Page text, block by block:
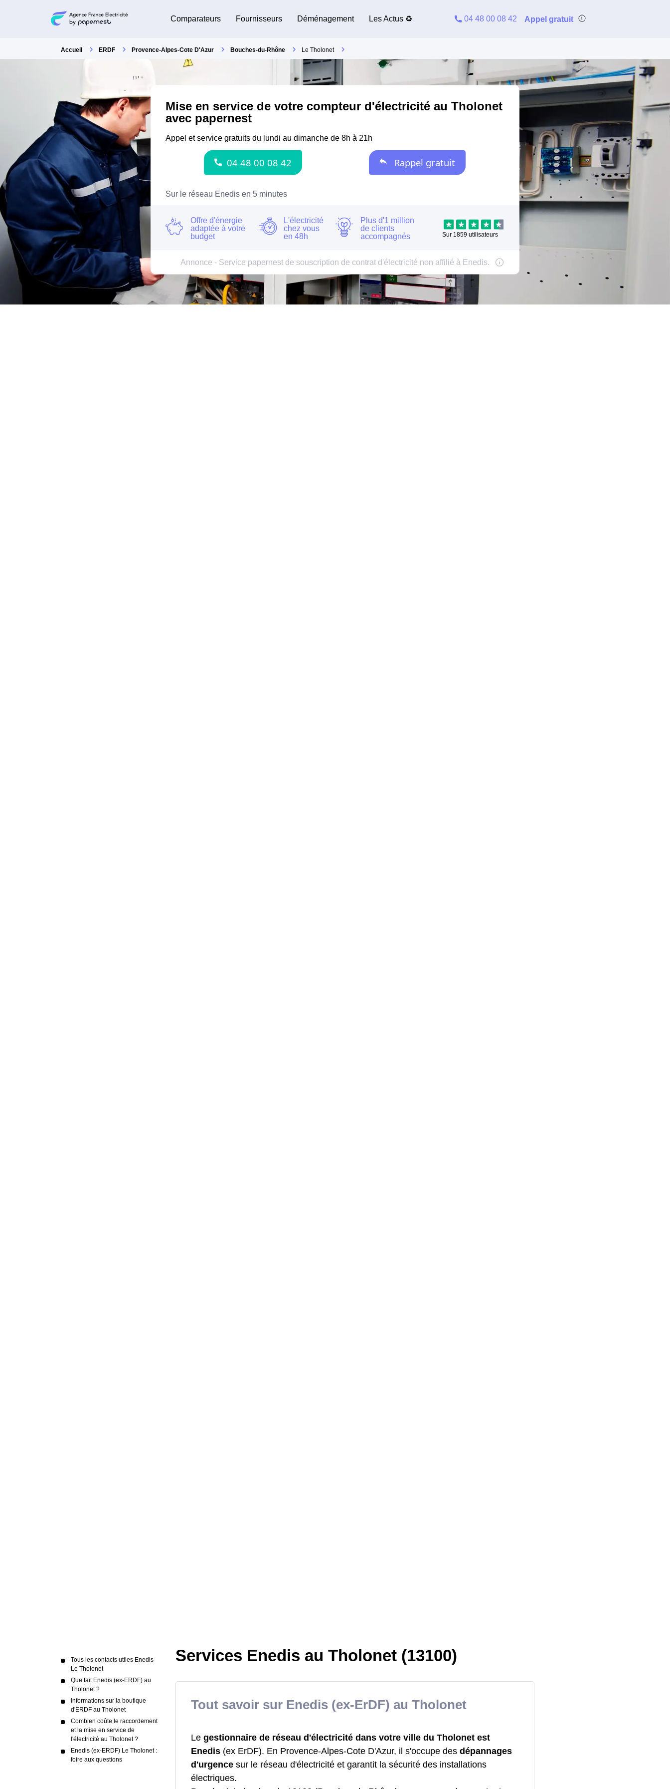
Comparateurs Fournisseurs Déménagement Les Actus ♻️ 04 48 00 08 42 Appel gratuit
Accueil ERDF Provence-Alpes-Cote D'Azur Bouches-du-Rhône Le Tholonet
Tous les contacts utiles Enedis
Le Tholonet
Que fait Enedis (ex-ERDF) au
Tholonet ?
Informations sur la boutique
d'ERDF au Tholonet
Combien coûte le raccordement
et la mise en service de
l'électricité au Tholonet ?
Enedis (ex-ERDF) Le Tholonet :
foire aux questions
Services Enedis au Tholonet (13100)
Tout savoir sur Enedis (ex-ErDF) au Tholonet
Le gestionnaire de réseau d'électricité dans votre ville du Tholonet est
Enedis (ex ErDF). En Provence-Alpes-Cote D'Azur, il s'occupe des dépannages
d'urgence sur le réseau d'électricité et garantit la sécurité des installations
électriques.